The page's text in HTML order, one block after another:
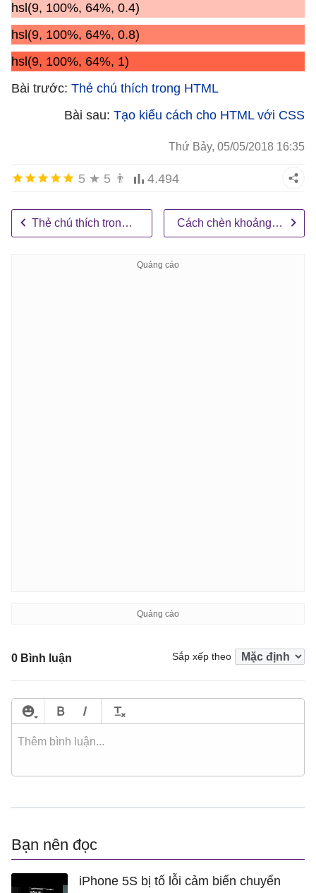
hsl(9, 100%, 64%, 0.4)
hsl(9, 100%, 64%, 0.8)
hsl(9, 100%, 64%, 1)
Bài trước: Thẻ chú thích trong HTML
Bài sau: Tạo kiểu cách cho HTML với CSS
Thứ Bảy, 05/05/2018 16:35
5 ★ 5 👨 4.494
Thẻ chú thích trong HTML Cách chèn khoảng trống trong HTML
0 Bình luận Sắp xếp theo
Bạn nên đọc
iPhone 5S bị tố lỗi cảm biến chuyển